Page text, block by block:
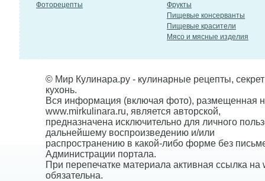
Фоторецепты
Фрукты
Пищевые консерванты
Пищевые красители
Мясо и мясные изделия
© Мир Кулинара.ру - кулинарные рецепты,
кухонь.
Вся информация (включая фото), размещенная
www.mirkulinara.ru, является авторской,
предназначена исключительно для личного
дальнейшему воспроизведению и/или
распространению в какой-либо форме без
Администрации портала.
При перепечатке материала активная ссылка на
обязательна.